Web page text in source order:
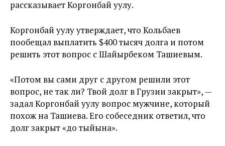
рассказывает Коргонбай уулу.
Коргонбай уулу утверждает, что Кольбаев
пообещал выплатить $400 тысяч долга и потом
решить этот вопрос с Шайырбеком Ташиевым.
«Потом вы сами друг с другом решили этот
вопрос, не так ли? Твой долг в Грузии закрыт», —
задал Коргонбай уулу вопрос мужчине, который
похож на Ташиева. Его собеседник ответил, что
долг закрыт «до тыйына».